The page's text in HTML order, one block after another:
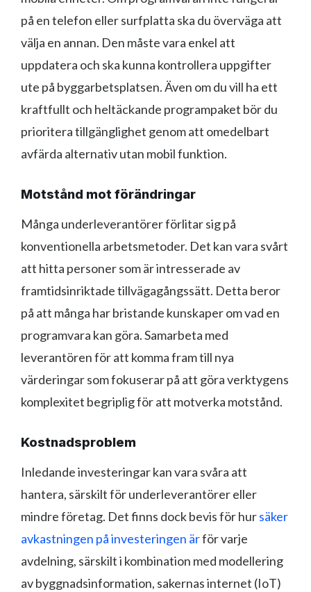
på en telefon eller surfplatta ska du överväga att
välja en annan. Den måste vara enkel att
uppdatera och ska kunna kontrollera uppgifter
ute på byggarbetsplatsen. Även om du vill ha ett
kraftfullt och heltäckande programpaket bör du
prioritera tillgänglighet genom att omedelbart
avfärda alternativ utan mobil funktion.
Motstånd mot förändringar
Många underleverantörer förlitar sig på
konventionella arbetsmetoder. Det kan vara svårt
att hitta personer som är intresserade av
framtidsinriktade tillvägagångssätt. Detta beror
på att många har bristande kunskaper om vad en
programvara kan göra. Samarbeta med
leverantören för att komma fram till nya
värderingar som fokuserar på att göra verktygens
komplexitet begriplig för att motverka motstånd.
Kostnadsproblem
Inledande investeringar kan vara svåra att
hantera, särskilt för underleverantörer eller
mindre företag. Det finns dock bevis för hursäker
avkastningen på investeringen ärför varje
avdelning, särskilt i kombination med modellering
av byggnadsinformation, sakernas internet (IoT)